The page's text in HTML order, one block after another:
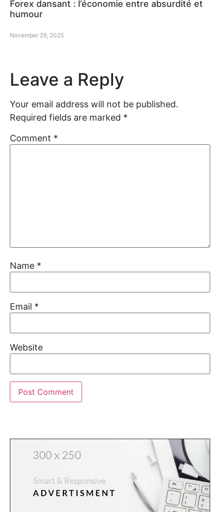
Forex dansant : l’économie entre absurdité et
humour
November 29, 2025
Leave a Reply
Your email address will not be published.
Required fields are marked *
Comment *
Name *
Email *
Website